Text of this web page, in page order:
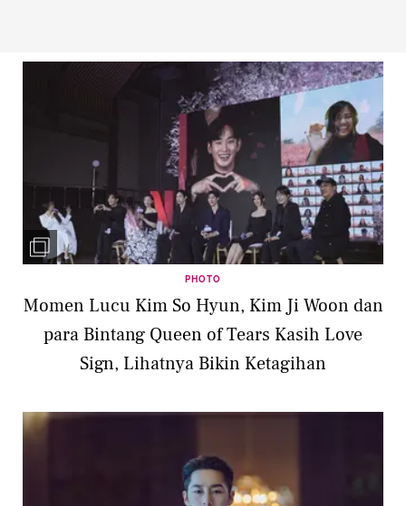
PHOTO
Momen Lucu Kim So Hyun, Kim Ji Woon dan
para Bintang Queen of Tears Kasih Love
Sign, Lihatnya Bikin Ketagihan